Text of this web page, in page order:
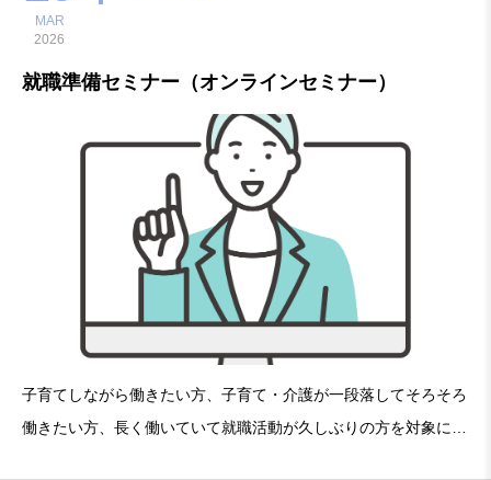
MAR
2026
就職準備セミナー（オンラインセミナー）
子育てしながら働きたい方、子育て・介護が一段落してそろそろ
働きたい方、長く働いていて就職活動が久しぶりの方を対象に今